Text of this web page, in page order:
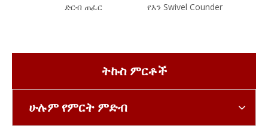
ድርብ ጠፈር
የእን Swivel Counder
ትኩስ ምርቶች
ሁሉም የምርት ምድብ